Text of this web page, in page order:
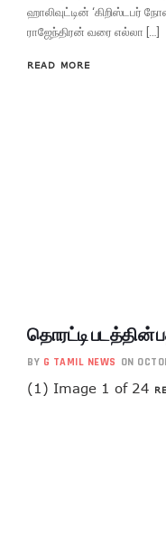
ஹாலிவுட்டின் ‘கிறிஸ்டபர்
ராஜேந்திரன் வரை எல்லா […]
READ MORE
தொரட்டி படத்தின்
BY G TAMIL NEWS ON
(1) Image 1 of 24